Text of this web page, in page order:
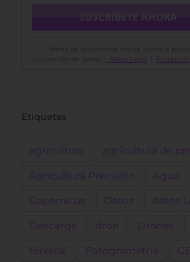
Aviso Legal
Etiquetas
agricultura agricultura de
Agricultura Precisión Agua
Copernicus Datos datos
Descarga dron Drones
forestal Fotogrametría